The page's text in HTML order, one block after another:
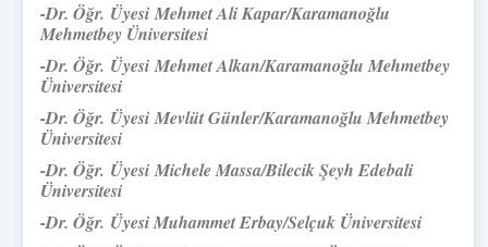
-Dr. Öğr. Üyesi Mehmet Ali Kapar/Karamanoğlu
Mehmetbey Üniversitesi
-Dr. Öğr. ÜyesiMehmet Alkan/Karamanoğlu Mehmetbey
Üniversitesi
-Dr. Öğr. Üyesi Mevlüt Günler/Karamanoğlu Mehmetbey
Üniversitesi
-Dr. Öğr. Üyesi Michele Massa/Bilecik Şeyh Edebali
Üniversitesi
-Dr. Öğr. Üyesi Muhammet Erbay/Selçuk Üniversitesi